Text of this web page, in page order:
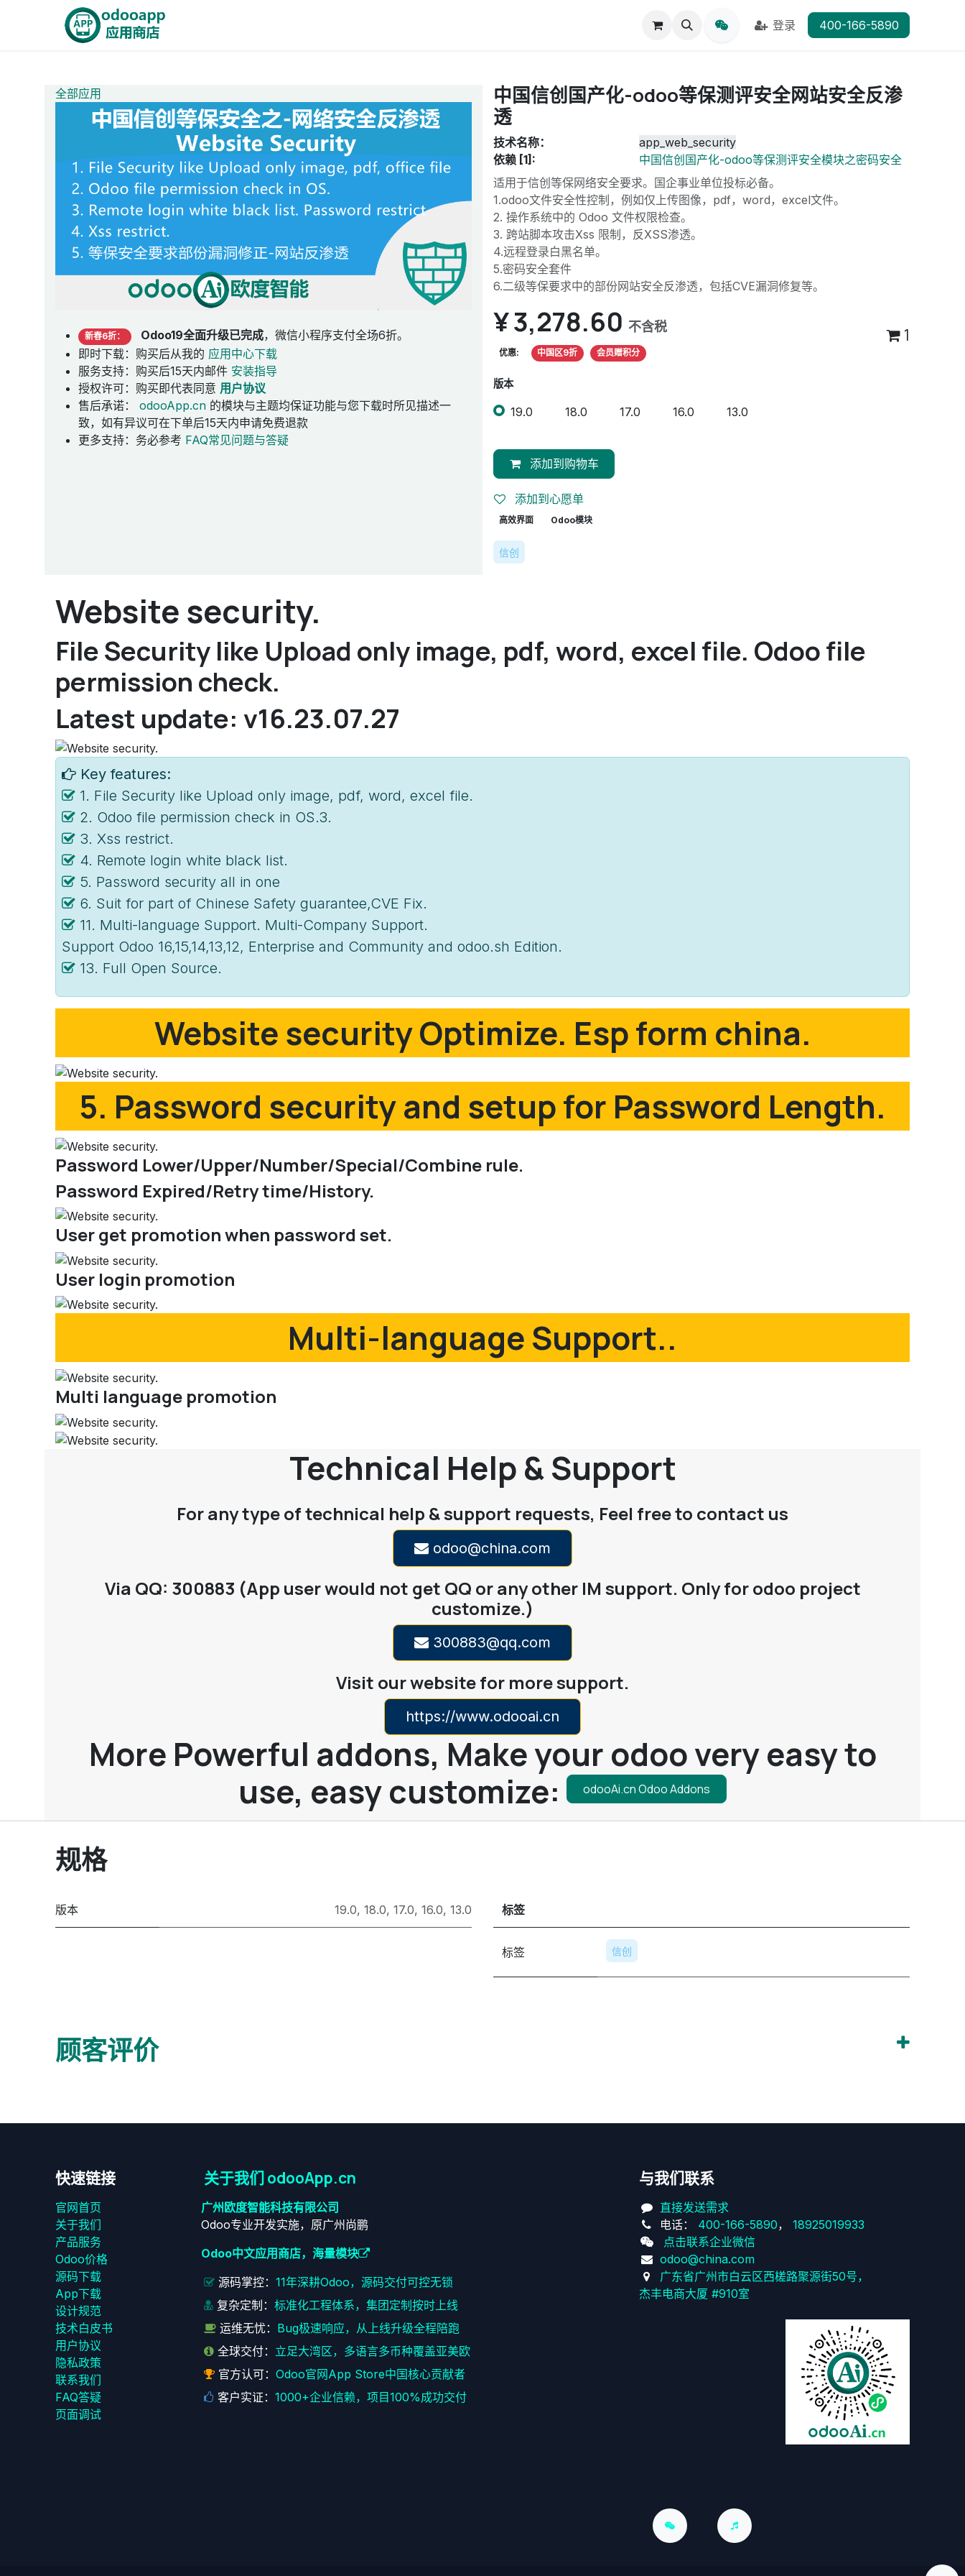
登录 400-166-5890
全部应用
新春6折： Odoo19全面升级已完成，微信小程序支付全场6折。
即时下载：购买后从我的 应用中心下载
服务支持：购买后15天内邮件 安装指导
授权许可：购买即代表同意 用户协议
售后承诺： odooApp.cn 的模块与主题均保证功能与您下载时所见描述一
致，如有异议可在下单后15天内申请免费退款
更多支持：务必参考 FAQ常见问题与答疑
中国信创国产化-odoo等保测评安全网站安全反渗
透
技术名称：
app_web_security
依赖 [1]:
中国信创国产化-odoo等保测评安全模块之密码安全
适用于信创等保网络安全要求。国企事业单位投标必备。
1.odoo文件安全性控制，例如仅上传图像，pdf，word，excel文件。
2. 操作系统中的 Odoo 文件权限检查。
3. 跨站脚本攻击Xss 限制，反XSS渗透。
4.远程登录白黑名单。
5.密码安全套件
6.二级等保要求中的部份网站安全反渗透，包括CVE漏洞修复等。
¥3,278.60 不含税
优惠: 中国区9折 会员赠积分
1
版本
19.0 18.0 17.0 16.0 13.0
添加到购物车
添加到心愿单
高效界面 Odoo模块
信创
Website security.
File Security like Upload only image, pdf, word, excel file. Odoo file
permission check.
Latest update: v16.23.07.27
Key features:
1. File Security like Upload only image, pdf, word, excel file.
2. Odoo file permission check in OS.3.
3. Xss restrict.
4. Remote login white black list.
5. Password security all in one
6. Suit for part of Chinese Safety guarantee,CVE Fix.
11. Multi-language Support. Multi-Company Support.
Support Odoo 16,15,14,13,12, Enterprise and Community and odoo.sh Edition.
13. Full Open Source.
Website security Optimize. Esp form china.
5. Password security and setup for Password Length.
Password Lower/Upper/Number/Special/Combine rule.
Password Expired/Retry time/History.
User get promotion when password set.
User login promotion
Multi-language Support..
Multi language promotion
Technical Help & Support
For any type of technical help & support requests, Feel free to contact us
odoo@china.com
Via QQ: 300883 (App user would not get QQ or any other IM support. Only for odoo project
customize.)
300883@qq.com
Visit our website for more support.
https://www.odooai.cn
More Powerful addons, Make your odoo very easy to
use, easy customize:
odooAi.cn Odoo Addons
规格
版本 19.0, 18.0, 17.0, 16.0, 13.0 标签
标签 信创
顾客评价
快速链接
官网首页
关于我们
产品服务
Odoo价格
源码下载
App下载
设计规范
技术白皮书
用户协议
‎隐私政策‎
联系我们
FAQ答疑
页面调试
关于我们 odooApp.cn
广州欧度智能科技有限公司
Odoo专业开发实施，原广州尚鹏
Odoo中文应用商店，海量模块
源码掌控：11年深耕Odoo，源码交付可控无锁
复杂定制：标准化工程体系，集团定制按时上线
运维无忧： Bug极速响应，从上线升级全程陪跑
全球交付： 立足大湾区，多语言多币种覆盖亚美欧
官方认可：Odoo官网App Store中国核心贡献者
客户实证：1000+企业信赖，项目100%成功交付
与我们联系
直接发送需求
电话： 400-166-5890， 18925019933
点击联系企业微信
odoo@china.com
广东省广州市白云区西槎路聚源街50号，
杰丰电商大厦 #910室